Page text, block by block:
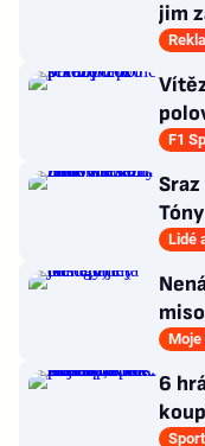
jim
F1
Lidé
Moje
6
po